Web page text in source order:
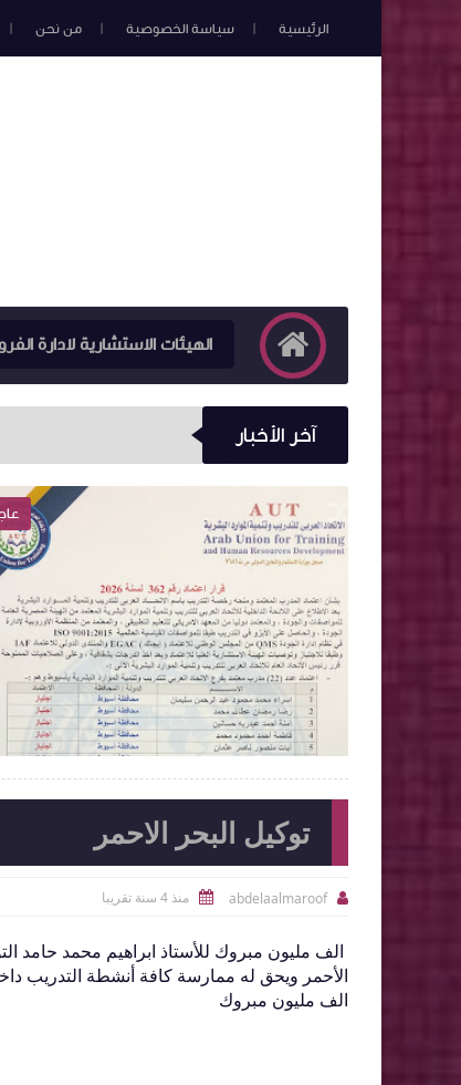
الرئيسية سياسة الخصوصية من نحن
الهيئات الاستشارية لادارة
آخر الأخبار
2026-06-15
abdelaalmaroof
شاهد
توكيل البحر الاحمر

abdelaalmaroof
 منذ 4 سنة تقريبا
الف مليون مبروك للأستاذ ابراهيم محمد حامد
الأحمر ويحق له ممارسة كافة أنشطة التدريب
الف مليون مبروك